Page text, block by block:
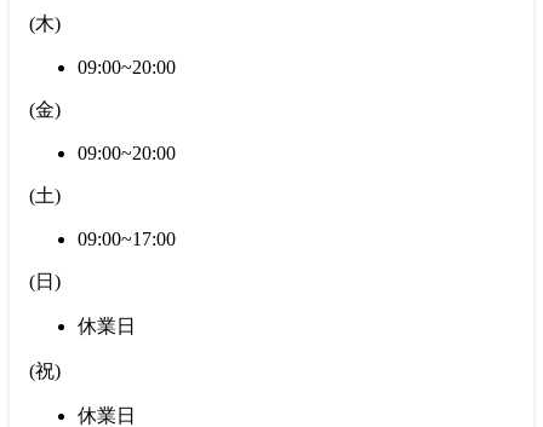
(木)
09:00~20:00
(金)
09:00~20:00
(土)
09:00~17:00
(日 )
休業日
(祝)
休業日